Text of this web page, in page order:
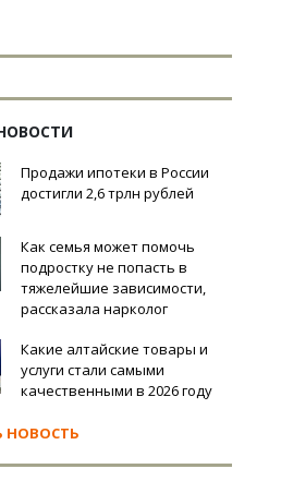
Продажи ипотеки в России
достигли 2,6 трлн рублей
Как семья может помочь
подростку не попасть в
тяжелейшие зависимости,
рассказала нарколог
Какие алтайские товары и
услуги стали самыми
качественными в 2026 году
НОВОСТЬ